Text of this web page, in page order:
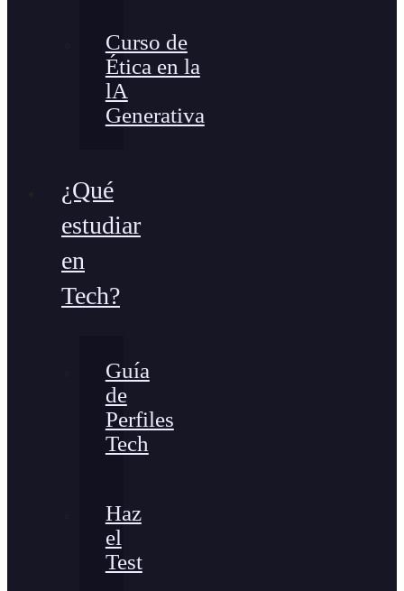
Curso de
Ética en la
lA
Generativa
¿Qué
estudiar
en
Tech?
Guía
de
Perfiles
Tech
Haz
el
Test